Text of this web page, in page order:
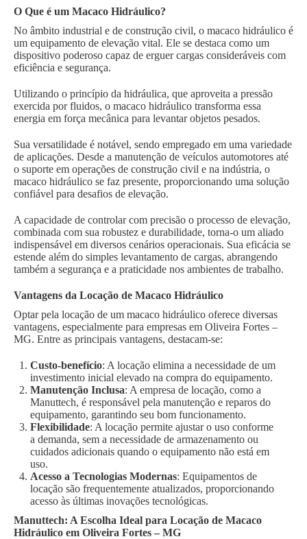
O Que é um Macaco Hidráulico?
No âmbito industrial e de construção civil, o macaco hidráulico é
um equipamento de elevação vital. Ele se destaca como um
dispositivo poderoso capaz de erguer cargas consideráveis com
eficiência e segurança.
Utilizando o princípio da hidráulica, que aproveita a pressão
exercida por fluidos, o macaco hidráulico transforma essa
energia em força mecânica para levantar objetos pesados.
Sua versatilidade é notável, sendo empregado em uma variedade
de aplicações. Desde a manutenção de veículos automotores até
o suporte em operações de construção civil e na indústria, o
macaco hidráulico se faz presente, proporcionando uma solução
confiável para desafios de elevação.
A capacidade de controlar com precisão o processo de elevação,
combinada com sua robustez e durabilidade, torna-o um aliado
indispensável em diversos cenários operacionais. Sua eficácia se
estende além do simples levantamento de cargas, abrangendo
também a segurança e a praticidade nos ambientes de trabalho.
Vantagens da Locação de Macaco Hidráulico
Optar pela locação de um macaco hidráulico oferece diversas
vantagens, especialmente para empresas em Oliveira Fortes –
MG. Entre as principais vantagens, destacam-se:
Custo-benefício: A locação elimina a necessidade de um
investimento inicial elevado na compra do equipamento.
Manutenção Inclusa: A empresa de locação, como a
Manuttech, é responsável pela manutenção e reparos do
equipamento, garantindo seu bom funcionamento.
Flexibilidade: A locação permite ajustar o uso conforme
a demanda, sem a necessidade de armazenamento ou
cuidados adicionais quando o equipamento não está em
uso.
Acesso a Tecnologias Modernas: Equipamentos de
locação são frequentemente atualizados, proporcionando
acesso às últimas inovações tecnológicas.
Manuttech: A Escolha Ideal para Locação de Macaco
Hidráulico em Oliveira Fortes – MG